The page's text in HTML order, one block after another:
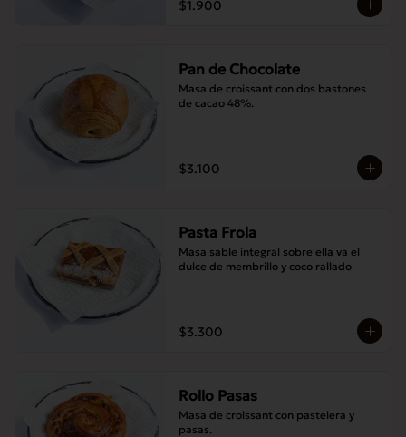
$1.900
Pan de Chocolate
Masa de croissant con dos bastones
de cacao 48%.
$3.100
Pasta Frola
Masa sable integral sobre ella va el
dulce de membrillo y coco rallado
$3.300
Rollo Pasas
Masa de croissant con pastelera y
pasas.